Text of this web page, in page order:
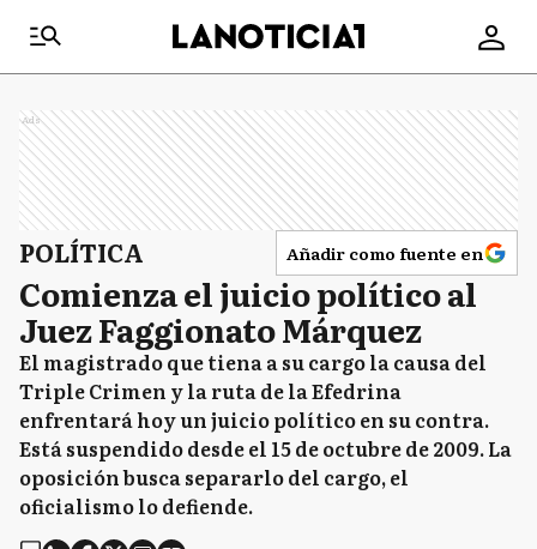
Ads
POLÍTICA Añadir como fuente en
Comienza el juicio político al
Juez Faggionato Márquez
El magistrado que tiena a su cargo la causa del
Triple Crimen y la ruta de la Efedrina
enfrentará hoy un juicio político en su contra.
Está suspendido desde el 15 de octubre de 2009. La
oposición busca separarlo del cargo, el
oficialismo lo defiende.